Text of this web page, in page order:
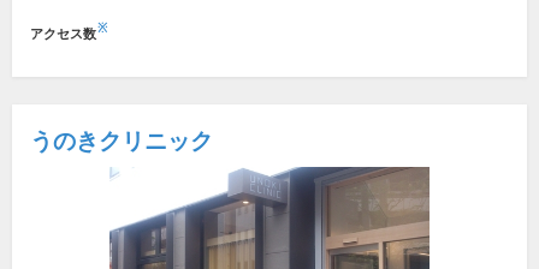
アクセス数※
うのきクリニック